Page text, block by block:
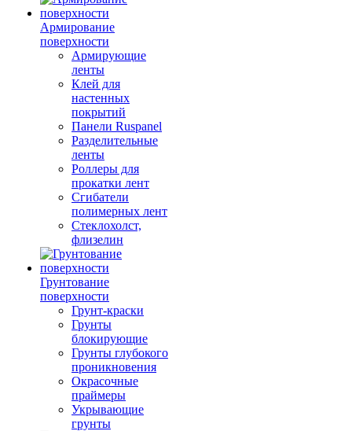
Армирование
поверхности
Армирующие
ленты
Клей для
настенных
покрытий
Панели Ruspanel
Разделительные
ленты
Роллеры для
прокатки лент
Сгибатели
полимерных лент
Стеклохолст,
флизелин
Грунтование
поверхности
Грунт-краски
Грунты
блокирующие
Грунты глубокого
проникновения
Окрасочные
праймеры
Укрывающие
грунты